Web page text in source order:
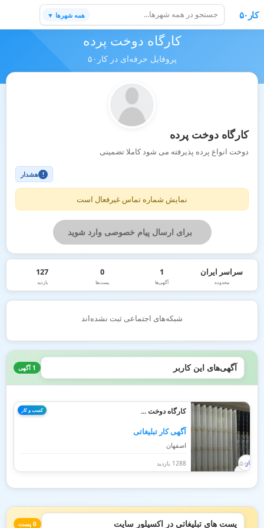
کار۵۰ همه شهرها ▼
کارگاه دوخت پرده
پروفایل حرفه‌ای در کار۵۰
کارگاه دوخت پرده
دوخت انواع پرده پذیرفته می شود کاملا تضمینی
! هشدار
نمایش شماره تماس غیرفعال است
برای ارسال پیام خصوصی وارد شوید
سراسر ایران
محدوده
1
آگهی‌ها
0
پست‌ها
127
بازدید
شبکه‌های اجتماعی ثبت نشده‌اند
آگهی‌های این کاربر 1 آگهی
کسب و کار کارگاه دوخت ...
آگهی کار تبلیغاتی
اصفهان
1288 بازدید
پست های تبلیغاتی در اکسپلور سایت 0 پست